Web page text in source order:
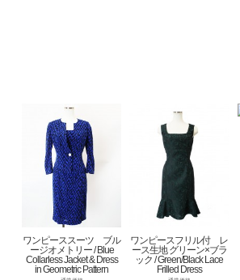
ワンピーススーツ ブル
ージオメトリー / Blue
Collarless Jacket & Dress
in Geometric Pattern
ワンピースフリル付 レ
ース生地 グリーン×ブラ
ック / Green/Black Lace
Frilled Dress